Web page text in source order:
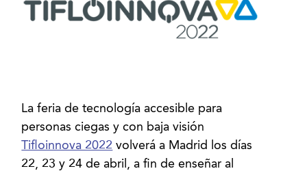
La feria de tecnología accesible para
personas ciegas y con baja visión
Tifloinnova 2022 volverá a Madrid los días
22, 23 y 24 de abril, a fin de enseñar al